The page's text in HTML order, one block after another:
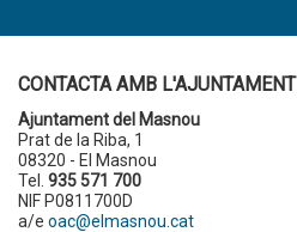
CONTACTA AMB L'AJUNTAMENT
Ajuntament del Masnou
Prat de la Riba, 1
08320 - El Masnou
Tel. 935 571 700
NIF P0811700D
a/e oac@elmasnou.cat